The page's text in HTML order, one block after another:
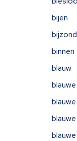
bijen
binnen
blauw
blauwe